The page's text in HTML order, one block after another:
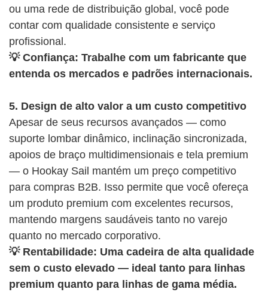
ou uma rede de distribuição global, você pode
contar com qualidade consistente e serviço
profissional.
💡 Confiança: Trabalhe com um fabricante que
entenda os mercados e padrões internacionais.
5. Design de alto valor a um custo competitivo
Apesar de seus recursos avançados — como
suporte lombar dinâmico, inclinação sincronizada,
apoios de braço multidimensionais e tela premium
— o Hookay Sail mantém um preço competitivo
para compras B2B. Isso permite que você ofereça
um produto premium com excelentes recursos,
mantendo margens saudáveis ​​tanto no varejo
quanto no mercado corporativo.
💡 Rentabilidade: Uma cadeira de alta qualidade
sem o custo elevado — ideal tanto para linhas
premium quanto para linhas de gama média.